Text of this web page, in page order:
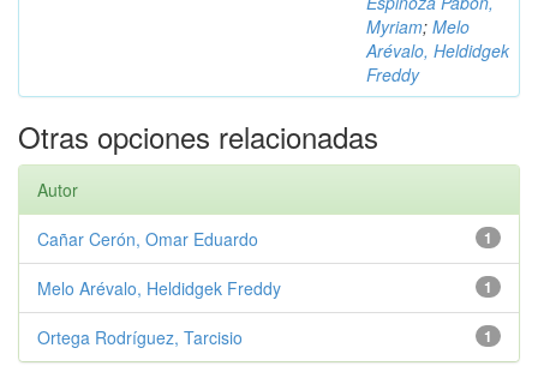
Myriam; Melo
Arévalo, Heldidgek
Freddy
Otras opciones relacionadas
Autor
1
Cañar Cerón, Omar Eduardo
1
Melo Arévalo, Heldidgek Freddy
1
Ortega Rodríguez, Tarcisio